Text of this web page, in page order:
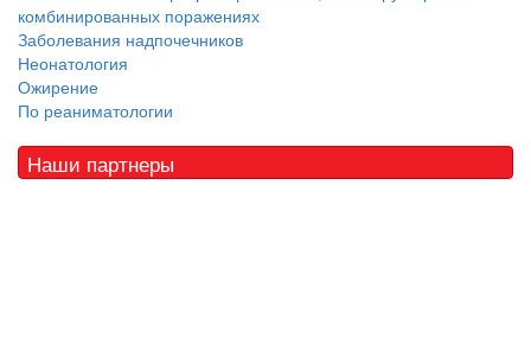
комбинированных поражениях
Заболевания надпочечников
Неонатология
Ожирение
По реаниматологии
Наши партнеры